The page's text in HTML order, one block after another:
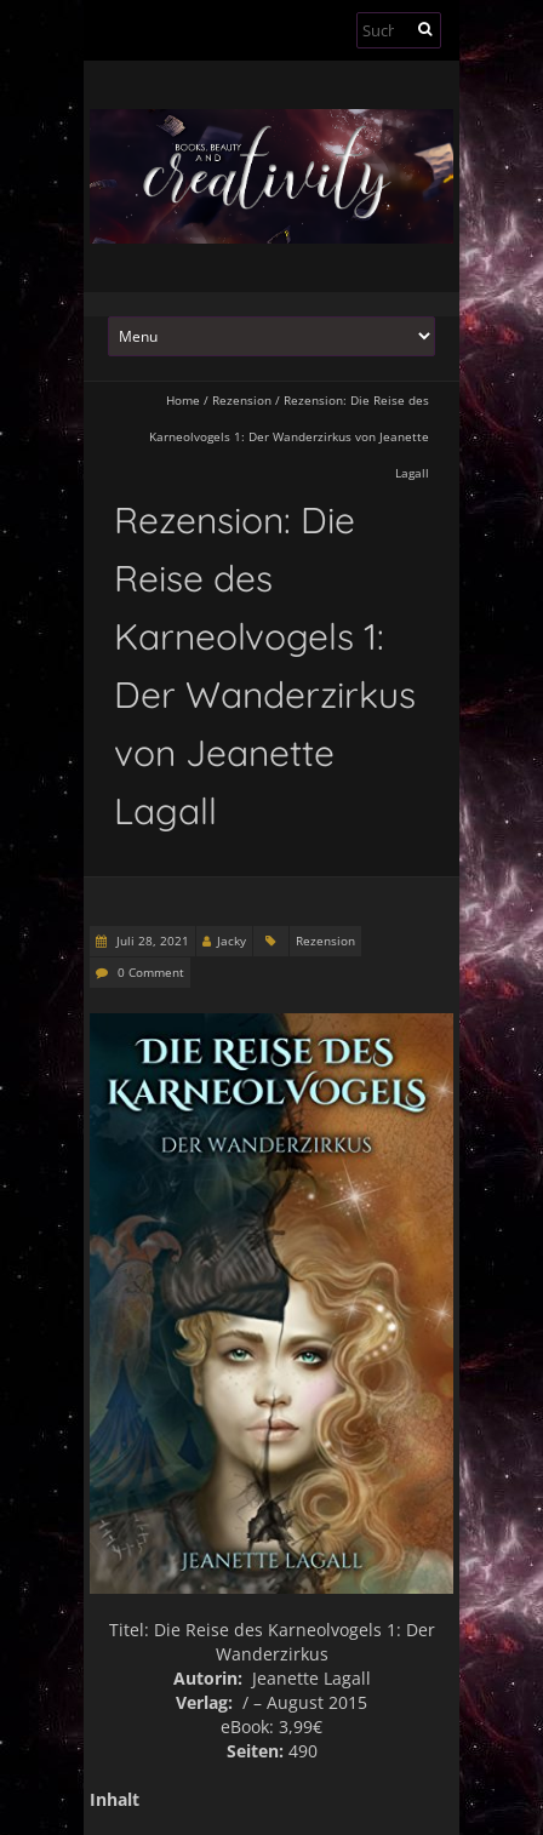
Suchen
nach:
Home / Rezension / Rezension: Die Reise des
Karneolvogels 1: Der Wanderzirkus von Jeanette
Lagall
Rezension: Die
Reise des
Karneolvogels 1:
Der Wanderzirkus
von Jeanette
Lagall
Juli 28, 2021 Jacky
Rezension
0 Comment
Titel: Die Reise des Karneolvogels 1: Der
Wanderzirkus
Autorin: Jeanette Lagall
Verlag: / – August 2015
eBook: 3,99€
Seiten: 490
Inhalt